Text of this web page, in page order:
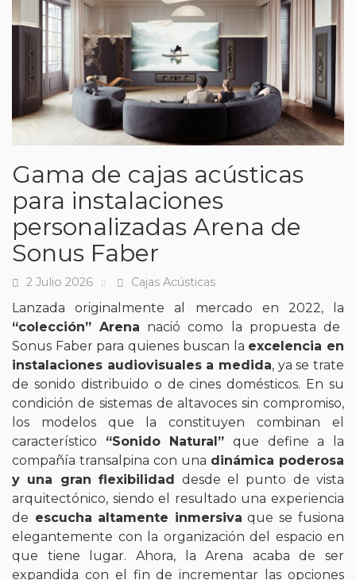
Gama de cajas acústicas
para instalaciones
personalizadas Arena de
Sonus Faber
Fecha
2 Julio 2026 Tags
Cajas Acústicas
Lanzada originalmente al mercado en 2022, la
“colección” Arena nació como la propuesta de
Sonus Faber para quienes buscan la excelencia en
instalaciones audiovisuales a medida, ya se trate
de sonido distribuido o de cines domésticos. En su
condición de sistemas de altavoces sin compromiso,
los modelos que la constituyen combinan el
característico “Sonido Natural” que define a la
compañía transalpina con una dinámica poderosa
y una gran flexibilidad desde el punto de vista
arquitectónico, siendo el resultado una experiencia
de escucha altamente inmersiva que se fusiona
elegantemente con la organización del espacio en
que tiene lugar. Ahora, la Arena acaba de ser
expandida con el fin de incrementar las opciones